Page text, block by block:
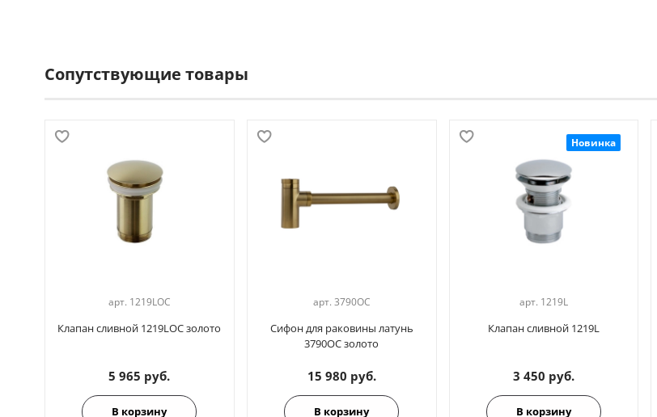
Сопутствующие товары
арт. 1219LOC
Клапан сливной 1219LOC золото
5 965 руб.
В корзину
арт. 3790OC
Сифон для раковины латунь
3790OC золото
15 980 руб.
В корзину
Новинка
арт. 1219L
Клапан сливной 1219L
3 450 руб.
В корзину